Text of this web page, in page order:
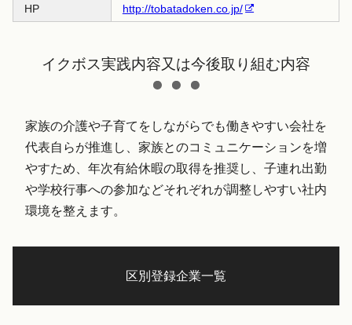
HP
http://tobatadoken.co.jp/
イクボス実践内容又は今後取り組む内容
家族の介護や子育てをしながらでも働きやすい会社を
代表自らが推進し、家族とのコミュニケーションを増
やすため、年次有給休暇の取得を推奨し、子連れ出勤
や学校行事への参加などそれぞれが調整しやすい社内
環境を整えます。
区別登録企業一覧